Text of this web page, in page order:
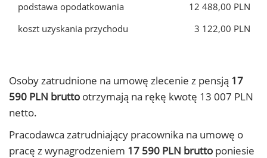
podstawa opodatkowania
12 488,00 PLN
koszt uzyskania przychodu
3 122,00 PLN
Osoby zatrudnione na umowę zlecenie z pensją 17
590 PLN brutto otrzymają na rękę kwotę 13 007 PLN
netto.
Pracodawca zatrudniający pracownika na umowę o
pracę z wynagrodzeniem 17 590 PLN brutto poniesie